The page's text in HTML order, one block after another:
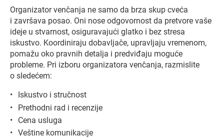
Organizator venčanja ne samo da brza skup cveća
i završava posao. Oni nose odgovornost da pretvore vaše
ideje u stvarnost, osiguravajući glatko i bez stresa
iskustvo. Koordiniraju dobavljače, upravljaju vremenom,
pomažu oko pravnih detalja i predviđaju moguće
probleme. Pri izboru organizatora venčanja, razmislite
o sledećem:
Iskustvo i stručnost
Prethodni rad i recenzije
Cena usluga
Veštine komunikacije